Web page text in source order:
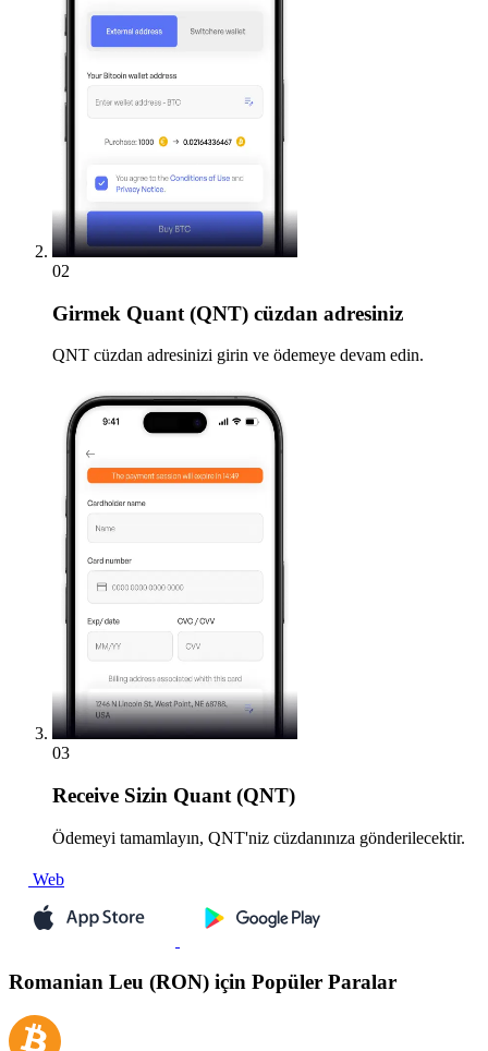
02
Girmek Quant (QNT) cüzdan adresiniz
QNT cüzdan adresinizi girin ve ödemeye devam edin.
03
Receive Sizin Quant (QNT)
Ödemeyi tamamlayın, QNT'niz cüzdanınıza gönderilecektir.
Web
Romanian Leu (RON) için Popüler Paralar